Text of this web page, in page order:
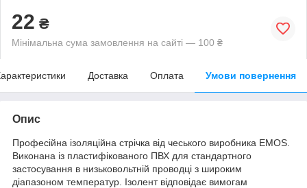
22 ₴
Мінімальна сума замовлення на сайті — 100 ₴
Доставка Оплата Умови повернення
Опис
Професійна ізоляційна стрічка від чеського виробника EMOS.
Виконана із пластифікованого ПВХ для стандартного
застосування в низьковольтній проводці з широким
діапазоном температур. Ізолент відповідає вимогам